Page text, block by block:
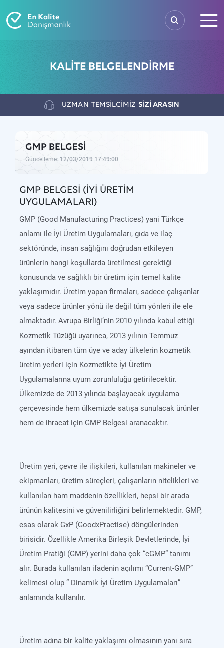
KALİTE BELGELENDİRME
UZMAN TEMSİLCİMİZ SİZİ ARASIN
GMP BELGESİ
Güncelleme: 12/03/2019 17:49:00
GMP BELGESİ (İYİ ÜRETİM
UYGULAMALARI)
GMP (Good Manufacturing Practices) yani Türkçe
anlamı ile İyi Üretim Uygulamaları, gıda ve ilaç
sektöründe, insan sağlığını doğrudan etkileyen
ürünlerin hangi koşullarda üretilmesi gerektiği
konusunda ve sağlıklı bir üretim için temel kalite
yaklaşımıdır. Üretim yapan firmaları, sadece çalışanlar
veya sadece ürünler yönü ile değil tüm yönleri ile ele
almaktadır. Avrupa Birliği’nin 2010 yılında kabul ettiği
Kozmetik Tüzüğü uyarınca, 2013 yılının Temmuz
ayından itibaren tüm üye ve aday ülkelerin kozmetik
üretim yerleri için Kozmetikte İyi Üretim
Uygulamalarına uyum zorunluluğu getirilecektir.
Ülkemizde de 2013 yılında başlayacak uygulama
çerçevesinde hem ülkemizde satışa sunulacak ürünler
hem de ihracat için GMP Belgesi aranacaktır.
Üretim yeri, çevre ile ilişkileri, kullanılan makineler ve
ekipmanları, üretim süreçleri, çalışanların nitelikleri ve
kullanılan ham maddenin özellikleri, hepsi bir arada
ürünün kalitesini ve güvenilirliğini belirlemektedir. GMP,
esas olarak GxP (GoodxPractise) döngülerinden
birisidir. Özellikle Amerika Birleşik Devletlerinde, İyi
Üretim Pratiği (GMP) yerini daha çok “cGMP” tanımı
alır. Burada kullanılan ifadenin açılımı “Current-GMP”
kelimesi olup “ Dinamik İyi Üretim Uygulamaları”
anlamında kullanılır.
Üretim adına bir kalite yaklaşımı olmasının yanı sıra